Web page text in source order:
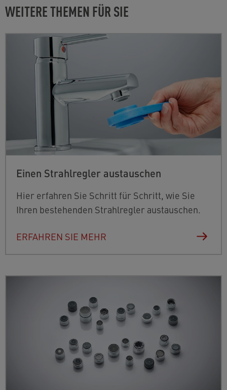
WEITERE THEMEN FÜR SIE
Einen Strahlregler austauschen
Hier erfahren Sie Schritt für Schritt, wie Sie
Ihren bestehenden Strahlregler austauschen.
ERFAHREN SIE MEHR